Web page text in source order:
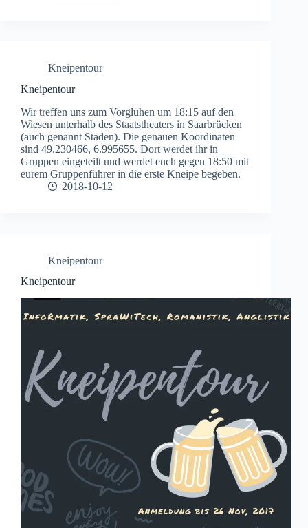
Kneipentour
Kneipentour
Wir treffen uns zum Vorglühen um 18:15 auf den
Wiesen unterhalb des Staatstheaters in Saarbrücken
(auch genannt Staden). Die genauen Koordinaten
sind 49.230466, 6.995655. Dort werdet ihr in
Gruppen eingeteilt und werdet euch gegen 18:50 mit
eurem Gruppenführer in die erste Kneipe begeben.
2018-10-12
Kneipentour
Kneipentour